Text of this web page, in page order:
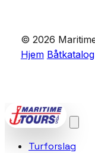
© 2026
Hjem Båtkatalog
Turforslag